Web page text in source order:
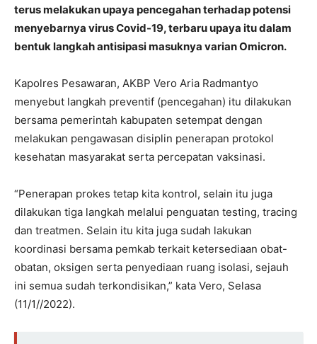
terus melakukan upaya pencegahan terhadap potensi
menyebarnya virus Covid-19, terbaru upaya itu dalam
bentuk langkah antisipasi masuknya varian Omicron.
Kapolres Pesawaran, AKBP Vero Aria Radmantyo
menyebut langkah preventif (pencegahan) itu dilakukan
bersama pemerintah kabupaten setempat dengan
melakukan pengawasan disiplin penerapan protokol
kesehatan masyarakat serta percepatan vaksinasi.
“Penerapan prokes tetap kita kontrol, selain itu juga
dilakukan tiga langkah melalui penguatan testing, tracing
dan treatmen. Selain itu kita juga sudah lakukan
koordinasi bersama pemkab terkait ketersediaan obat-
obatan, oksigen serta penyediaan ruang isolasi, sejauh
ini semua sudah terkondisikan,” kata Vero, Selasa
(11/1//2022).